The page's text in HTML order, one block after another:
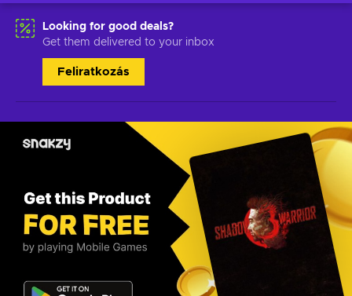
Looking for good deals?
Get them delivered to your inbox
Feliratkozás